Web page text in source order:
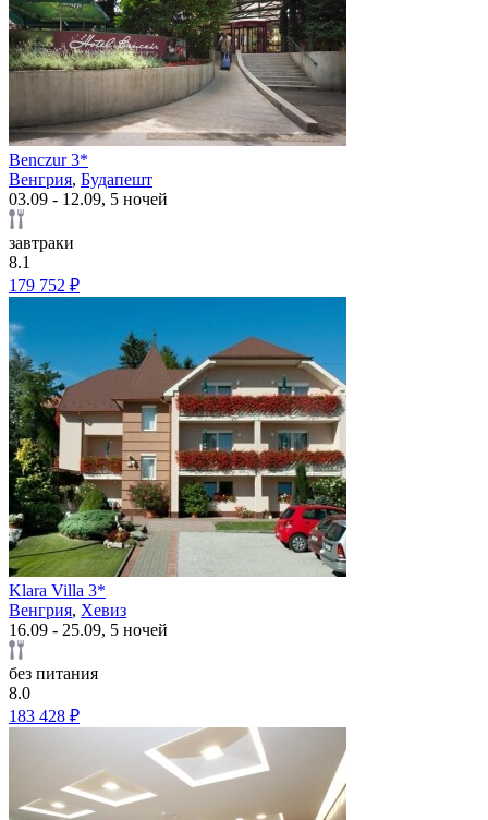
Benczur 3*
Венгрия, Будапешт
03.09 - 12.09, 5 ночей
завтраки
8.1
179 752 ₽
Klara Villa 3*
Венгрия, Хевиз
16.09 - 25.09, 5 ночей
без питания
8.0
183 428 ₽